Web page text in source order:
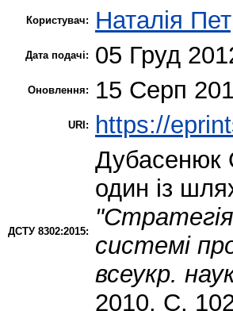
Користувач: Наталія
Дата подачі: 05 Груд
Оновлення: 15 Серп
URI: https://
ДСТУ 8302:2015:
Дубасенюк
один із
"Стратегія
системі
всеукр.
2010. С.